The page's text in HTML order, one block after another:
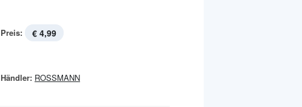
Preis: € 4,99
Händler: ROSSMANN